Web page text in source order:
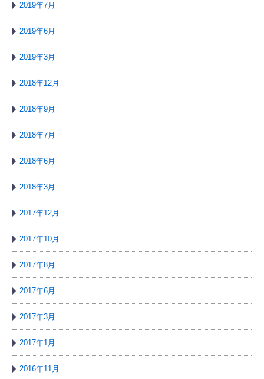
2019年7月
2019年6月
2019年3月
2018年12月
2018年9月
2018年7月
2018年6月
2018年3月
2017年12月
2017年10月
2017年8月
2017年6月
2017年3月
2017年1月
2016年11月